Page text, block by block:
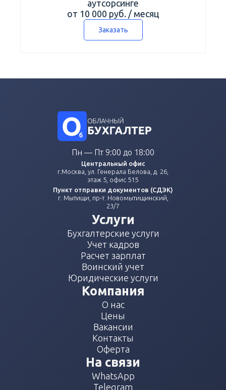
аутсорсинге
от 10 000 руб. / месяц
Заказать
Пн — Пт 9:00 до 18:00
Центральный офис
г.Москва, ул. Генерала Белова, д. 26,
этаж 5, офис 515
Пункт отправки документов (СДЭК)
г. Мытищи, пр-т. Новомытищинский,
23/7
Услуги
Бухгалтерские услуги
Учет кадров
Расчет зарплат
Воинский учет
Юридические услуги
Компания
О нас
Цены
Вакансии
Контакты
Оферта
На связи
WhatsApp
Telegram